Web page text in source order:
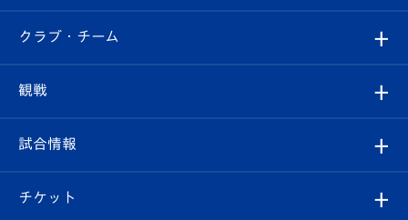
すべて
クラブ
試合情報
クラブ・チーム
クラブ概要
観戦
観戦ルール
試合情報
試合日程/結果
チケット